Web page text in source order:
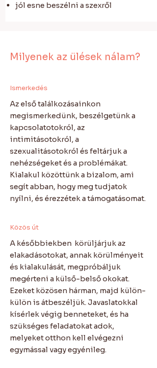
jól esne beszélni a szexről
Milyenek az ülések nálam?
Ismerkedés
Az első találkozásainkon
megismerkedünk, beszélgetünk a
kapcsolatotokról, az
intimitásotokról, a
szexualitásotokról és feltárjuk a
nehézségeket és a problémákat.
Kialakul közöttünk a bizalom, ami
segít abban, hogy meg tudjatok
nyílni, és érezzétek a támogatásomat.
Közös út
A későbbiekben körüljárjuk az
elakadásotokat, annak körülményeit
és kialakulását, megpróbáljuk
megérteni a külső-belső okokat.
Ezeket közösen hárman, majd külön-
külön is átbeszéljük. Javaslatokkal
kísérlek végig benneteket, és ha
szükséges feladatokat adok,
melyeket otthon kell elvégezni
egymással vagy egyénileg.